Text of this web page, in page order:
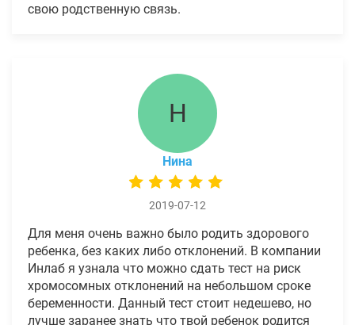
свою родственную связь.
Н
Нина
2019-07-12
Для меня очень важно было родить здорового
ребенка, без каких либо отклонений. В компании
Инлаб я узнала что можно сдать тест на риск
хромосомных отклонений на небольшом сроке
беременности. Данный тест стоит недешево, но
лучше заранее знать что твой ребенок родится